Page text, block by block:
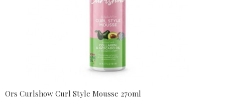
Ors Curlshow Curl Style Mousse 270ml